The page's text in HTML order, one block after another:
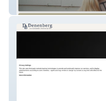
Formula Physical Therapy